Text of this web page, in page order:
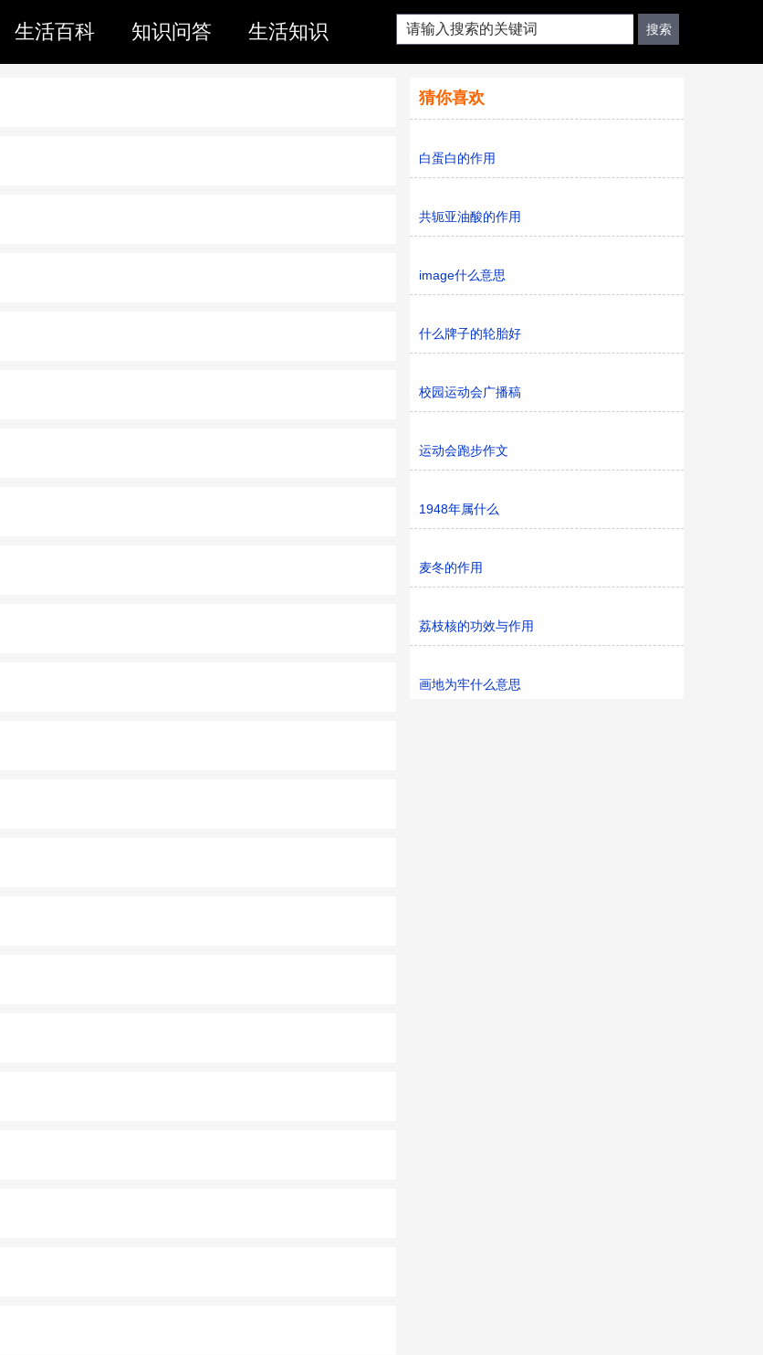
生活百科 知识问答 生活知识
猜你喜欢
白蛋白的作用
共轭亚油酸的作用
image什么意思
什么牌子的轮胎好
校园运动会广播稿
运动会跑步作文
1948年属什么
麦冬的作用
荔枝核的功效与作用
画地为牢什么意思